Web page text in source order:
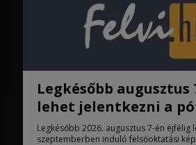
Legkésőbb
lehet jelentkezni a
eljárásban
Legkésőbb 2026. augusztus 7-én éjfélig
szeptemberben induló felsőoktatási